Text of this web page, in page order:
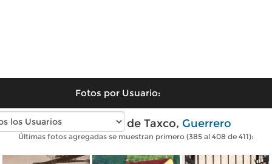
Fotos por Usuario:
Fotos antiguas de Taxco, Guerrero
Últimas fotos agregadas se muestran primero (385 al 408 de 411):